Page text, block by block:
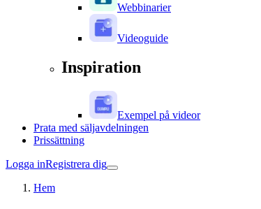
Webbinarier
Videoguide
Inspiration
Exempel på videor
Prata med säljavdelningen
Prissättning
Logga inRegistrera dig
Hem